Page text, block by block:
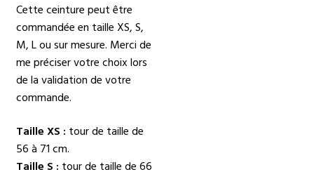
Cette ceinture peut être
commandée en taille XS, S,
M, L ou sur mesure. Merci de
me préciser votre choix lors
de la validation de votre
commande.
Taille XS : tour de taille de
56 à 71 cm.
Taille S : tour de taille de 66